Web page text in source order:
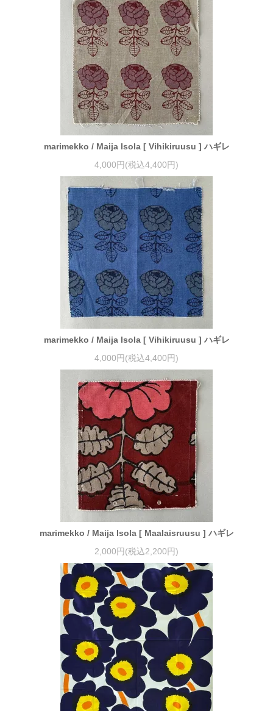
marimekko / Maija Isola [ Vihikiruusu ] ハギレ
4,000円(税込4,400円)
marimekko / Maija Isola [ Vihikiruusu ] ハギレ
4,000円(税込4,400円)
marimekko / Maija Isola [ Maalaisruusu ] ハギレ
2,000円(税込2,200円)